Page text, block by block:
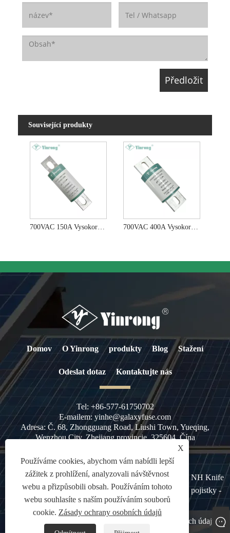
Související produkty
700VAC 150A Vysokorychlostní pojistka s montáží na čep 700VAC 400A Vysokorychlostní pojistka s montáží na čep
Domov O Yinrong produkty Blog Stažení
Odeslat dotaz Kontaktujte nás
Tel: +86-577-61750702
E-mailem: yinhe@galaxyfuse.com
Adresa: Č. 68, Zhongguang Road, Liushi Town, Yueqing,
Wenzhou City, Zhejiang provincie, 325604, Čína
Copyright © 2023 Zhejiang Galaxy Fuse Co., Ltd. - AC NH Knife
Blade HRC pojistka, AC průmyslová pojistka, NH Typ pojistky -
všechna práva vyhrazena
Zásady ochrany osobních údajů
X
Používáme cookies, abychom vám nabídli lepší
zážitek z prohlížení, analyzovali návštěvnost
webu a přizpůsobili obsah. Používáním tohoto
webu souhlasíte s naším používáním souborů
cookie. Zásady ochrany osobních údajů